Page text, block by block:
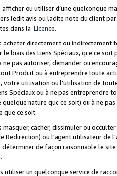
afficher ou utiliser d’une quelconque
ledit avis ou ladite note du client
dans la Licence.
acheter directement ou
le biais des Liens Spéciaux, que ce
pas autoriser, demander ou
Produit ou à entreprendre toute
votre utilisation ou l'utilisation de
Spéciaux ou à ne pas entreprendre
nature que ce soit) ou à ne
que ce soit.
masquer, cacher, dissimuler ou
Redirection) ou l'agent utilisateur
déterminer de façon raisonnable le
utiliser un quelconque service de